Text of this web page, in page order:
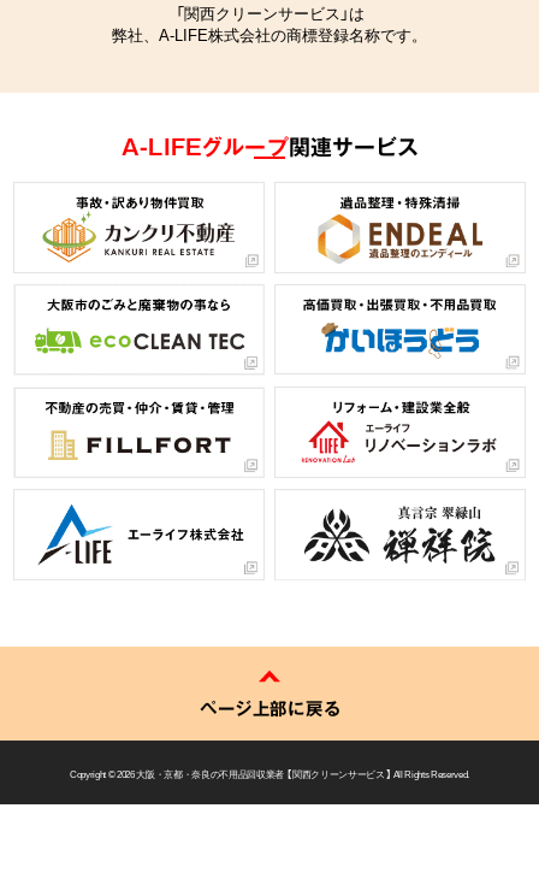
「関西クリーンサービス」は
弊社、A-LIFE株式会社の商標登録名称です。
A-LIFEグループ関連サービス
ページ上部に戻る
Copyright © 2026大阪・京都・奈良の不用品回収業者 【 関西クリーンサービス 】 All Rights Reserved.